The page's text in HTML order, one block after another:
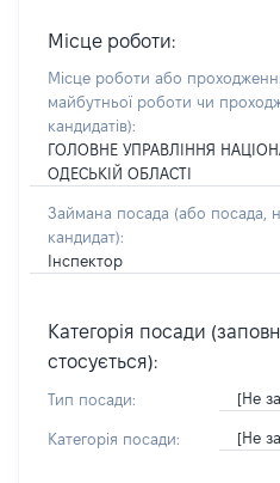
Місце роботи:
Місце роботи або
майбутньої роботи чи
кандидатів):
ГОЛОВНЕ УПРАВЛІННЯ
ОДЕСЬКІЙ ОБЛАСТІ
Займана посада (або посада,
кандидат):
Інспектор
Категорія посади
стосується):
Тип посади: [Не
Категорія посади: [Не